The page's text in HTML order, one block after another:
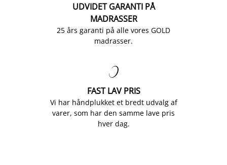
UDVIDET GARANTI PÅ
MADRASSER
25 års garanti på alle vores GOLD
madrasser.

FAST LAV PRIS
Vi har håndplukket et bredt udvalg af
varer, som har den samme lave pris
hver dag.